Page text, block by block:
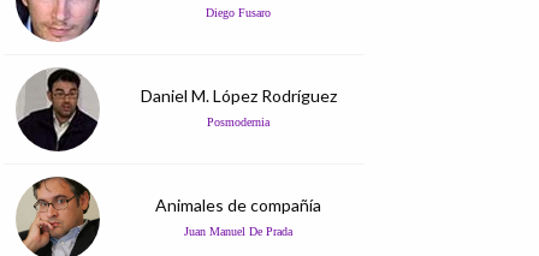
Diego Fusaro
Daniel M. López Rodríguez
Posmodernia
Animales de compañía
Juan Manuel De Prada